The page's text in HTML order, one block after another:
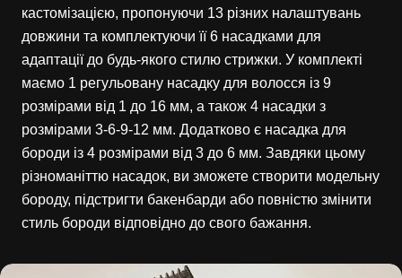
кастомізацією, пропонуючи 13 різних налаштувань
довжини та комплектуючи її 6 насадками для
адаптації до будь-якого стилю стрижки. У комплекті
маємо 1 регульовану насадку для волосся із 9
розмірами від 1 до 16 мм, а також 4 насадки з
розмірами 3-6-9-12 мм. Додатково є насадка для
бороди із 4 розмірами від 3 до 6 мм. Завдяки цьому
різноманіттю насадок, ви зможете створити модельну
бороду, підстригти бакенбарди або повністю змінити
стиль бороди відповідно до свого бажання.